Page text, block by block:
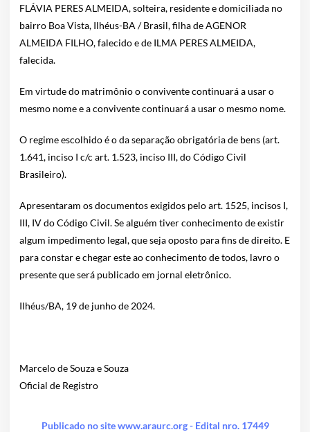
FLÁVIA PERES ALMEIDA, solteira, residente e domiciliada no
bairro Boa Vista, Ilhéus-BA / Brasil, filha de AGENOR
ALMEIDA FILHO, falecido e de ILMA PERES ALMEIDA,
falecida.
Em virtude do matrimônio o convivente continuará a usar o
mesmo nome e a convivente continuará a usar o mesmo nome.
O regime escolhido é o da separação obrigatória de bens (art.
1.641, inciso I c/c art. 1.523, inciso III, do Código Civil
Brasileiro).
Apresentaram os documentos exigidos pelo art. 1525, incisos I,
III, IV do Código Civil. Se alguém tiver conhecimento de existir
algum impedimento legal, que seja oposto para fins de direito. E
para constar e chegar este ao conhecimento de todos, lavro o
presente que será publicado em jornal eletrônico.
Ilhéus/BA, 19 de junho de 2024.
Marcelo de Souza e Souza
Oficial de Registro
Publicado no site www.araurc.org - Edital nro. 17449